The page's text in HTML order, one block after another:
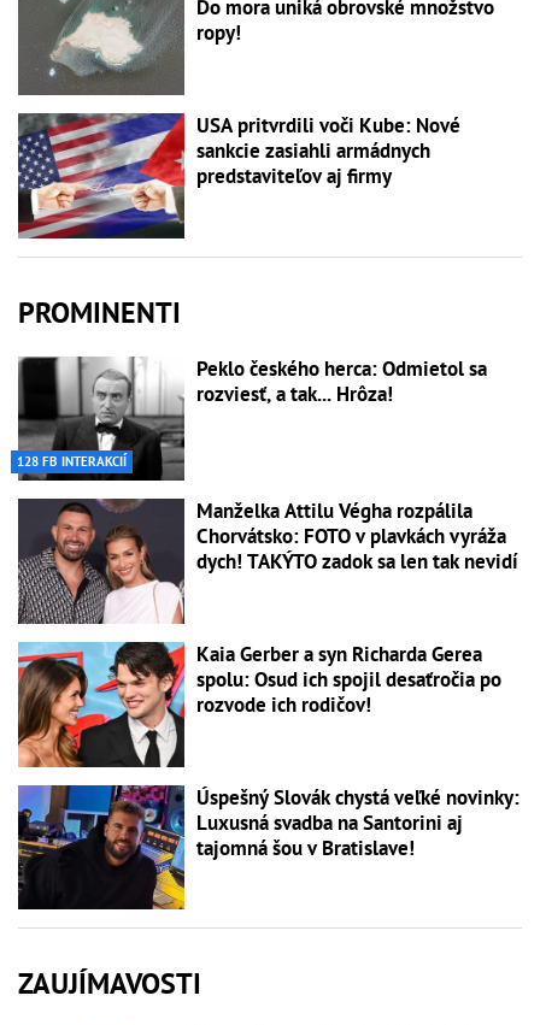
Do mora uniká obrovské množstvo
ropy!
USA pritvrdili voči Kube: Nové
sankcie zasiahli armádnych
predstaviteľov aj firmy
PROMINENTI
128 FB INTERAKCIÍ
Peklo českého herca: Odmietol sa
rozviesť, a tak... Hrôza!
Manželka Attilu Végha rozpálila
Chorvátsko: FOTO v plavkách vyráža
dych! TAKÝTO zadok sa len tak nevidí
Kaia Gerber a syn Richarda Gerea
spolu: Osud ich spojil desaťročia po
rozvode ich rodičov!
Úspešný Slovák chystá veľké novinky:
Luxusná svadba na Santorini aj
tajomná šou v Bratislave!
ZAUJÍMAVOSTI